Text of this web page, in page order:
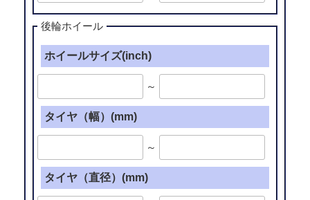
後輪ホイール
ホイールサイズ(inch)
～
タイヤ（幅）(mm)
～
タイヤ（直径）(mm)